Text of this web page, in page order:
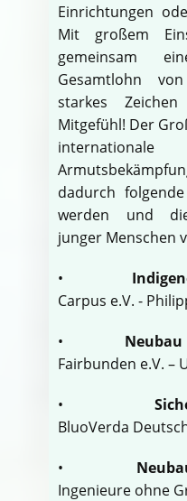
Einrichtungen
Mit großem
gemeinsam
Gesamtlohn
starkes
Mitgefühl! Der
dadurch
werden und die
junger Menschen
•
Carpus e.V. -
• Neubau
Fairbunden e.V. –
•
BluoVerda
•
Ingenieure ohne